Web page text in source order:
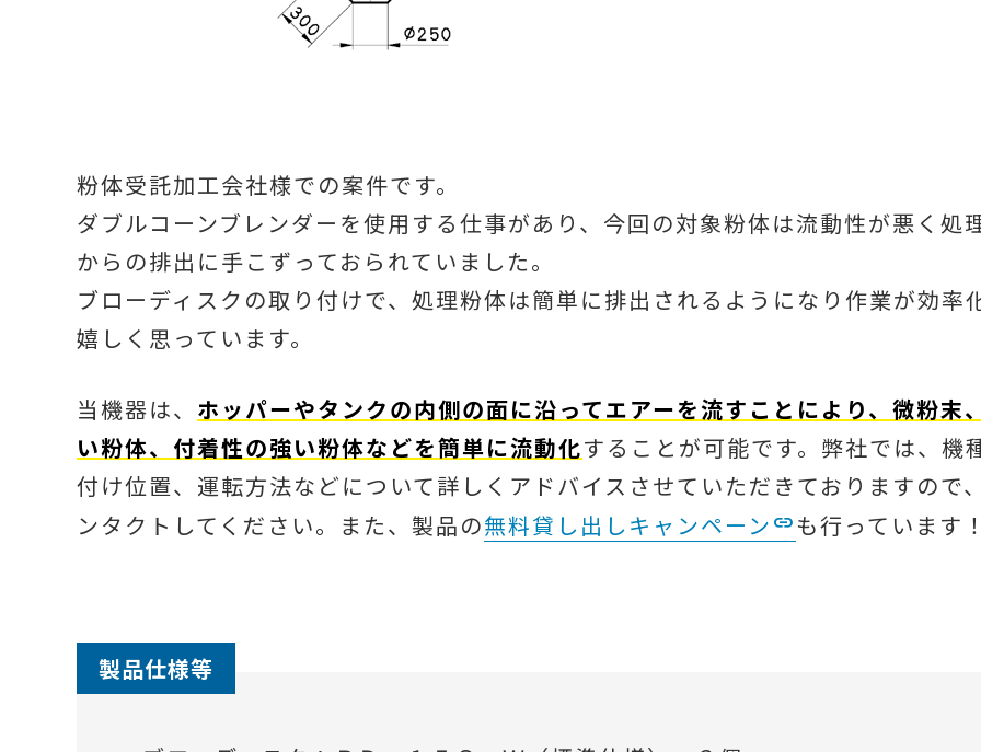
粉体受託加工会社様での案件です。
ダブルコーンブレンダーを使用する仕事があり、今回の対象粉体は流動性が悪く処
からの排出に手こずっておられていました。
ブローディスクの取り付けで、処理粉体は簡単に排出されるようになり作業が効率
嬉しく思っています。
当機器は、 ホッパーやタンクの内側の面に沿ってエアーを流すことにより、微粉末
い粉体、付着性の強い粉体などを簡単に流動化することが可能です。弊社では、機
付け位置、運転方法などについて詳しくアドバイスさせていただきておりますので
ンタクトしてください。また、製品の無料貸し出しキャンペーン も行っています！
製品仕様等